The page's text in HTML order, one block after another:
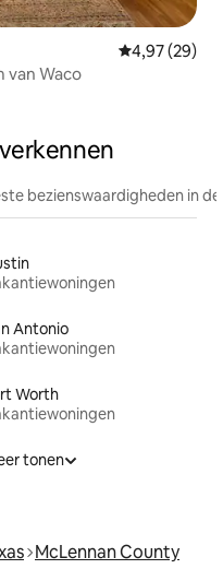
Gemiddelde
4,97 (29)
van Waco
bezienswaardigheden in
Antonio
Worth
tonen
McLennan County